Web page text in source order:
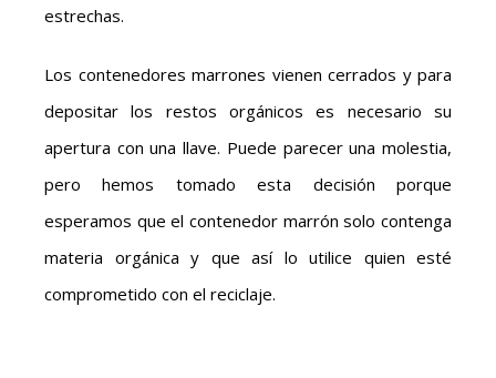
estrechas.
Los contenedores marrones vienen cerrados y para
depositar los restos orgánicos es necesario su
apertura con una llave. Puede parecer una molestia,
pero hemos tomado esta decisión porque
esperamos que el contenedor marrón solo contenga
materia orgánica y que así lo utilice quien esté
comprometido con el reciclaje.